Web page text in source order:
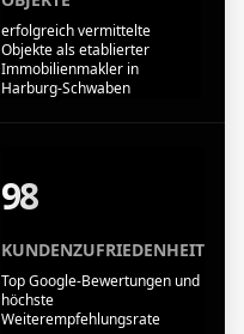
erfolgreich vermittelte
Objekte als etablierter
Immobilienmakler in
Harburg-Schwaben
98
KUNDENZUFRIEDENHEIT
Top Google-Bewertungen und
höchste
Weiterempfehlungsrate